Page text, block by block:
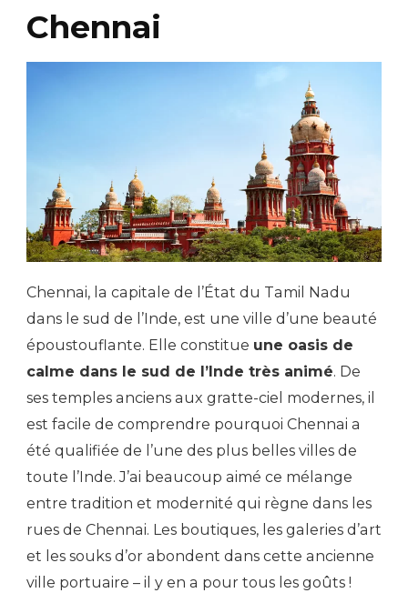
Chennai
Chennai, la capitale de l’État du Tamil Nadu
dans le sud de l’Inde, est une ville d’une beauté
époustouflante. Elle constitue une oasis de
calme dans le sud de l’Inde très animé. De
ses temples anciens aux gratte-ciel modernes, il
est facile de comprendre pourquoi Chennai a
été qualifiée de l’une des plus belles villes de
toute l’Inde. J’ai beaucoup aimé ce mélange
entre tradition et modernité qui règne dans les
rues de Chennai. Les boutiques, les galeries d’art
et les souks d’or abondent dans cette ancienne
ville portuaire – il y en a pour tous les goûts !